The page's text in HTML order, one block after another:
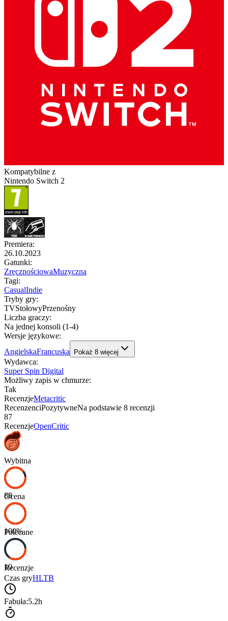
Kompatybilne z
Nintendo Switch 2
Premiera:
26.10.2023
Gatunki:
ZręcznościowaMuzyczna
Tagi:
CasualIndie
Tryby gry:
TVStołowyPrzenośny
Liczba graczy:
Na jednej konsoli (1-4)
Wersje językowe:
AngielskaFrancuska Pokaż 8 więcej
Wydawca:
Super Spin Digital
Możliwy zapis w chmurze:
Tak
RecenzjeMetacritic
RecenzenciPozytywneNa podstawie 8 recenzji
87
RecenzjeOpenCritic
Wybitna
88
Ocena
100%
Polecane
10
Recenzje
Czas gryHLTB
Fabuła:5.2h